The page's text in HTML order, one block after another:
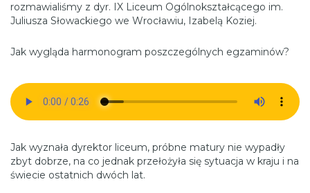
rozmawialiśmy z dyr. IX Liceum Ogólnokształcącego im.
Juliusza Słowackiego we Wrocławiu, Izabelą Koziej.
Jak wygląda harmonogram poszczególnych egzaminów?
Jak wyznała dyrektor liceum, próbne matury nie wypadły
zbyt dobrze, na co jednak przełożyła się sytuacja w kraju i na
świecie ostatnich dwóch lat.